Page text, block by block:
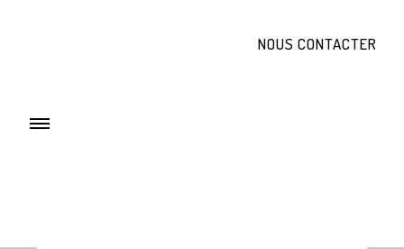
NOUS CONTACTER